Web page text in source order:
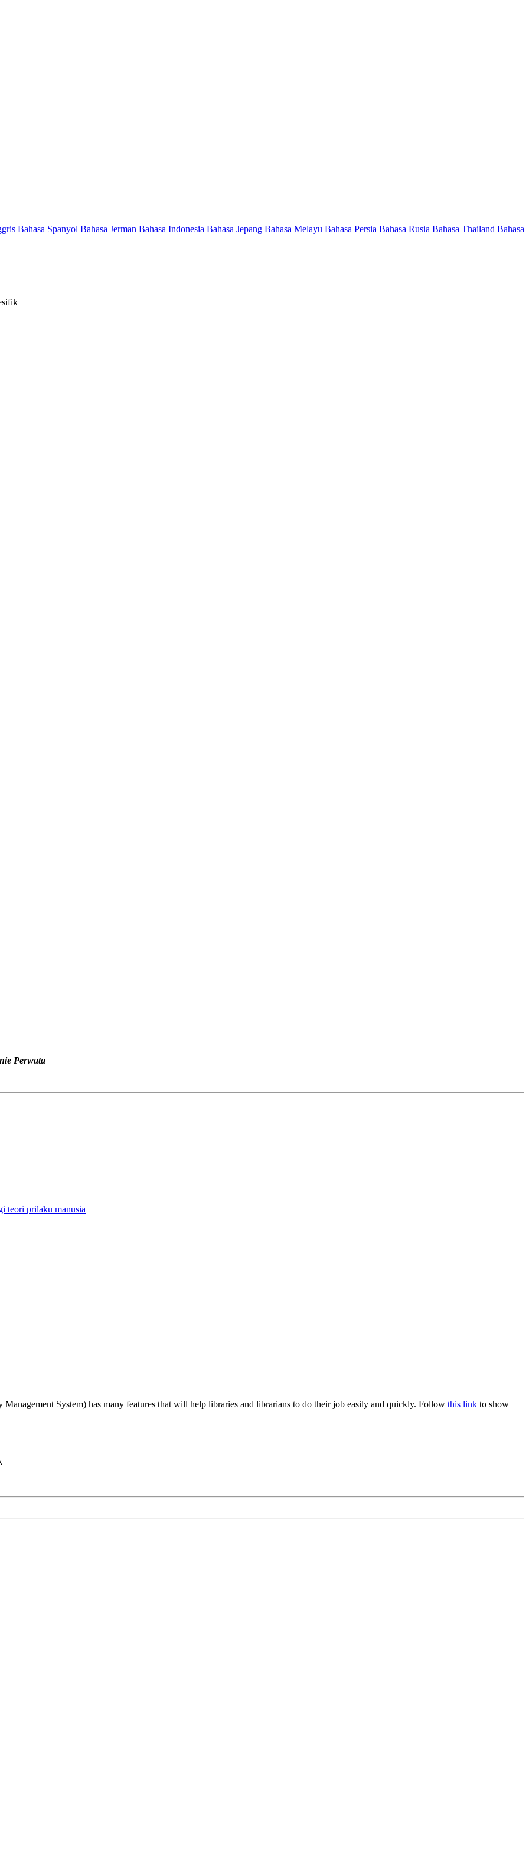
Bahasa Spanyol Bahasa Jerman Bahasa Indonesia Bahasa Jepang Bahasa Melayu Bahasa Persia Bahasa Rusia Bahasa Thailand Bahasa
Perwata
teori prilaku manusia
System) has many features that will help libraries and librarians to do their job easily and quickly. Follow this link to show